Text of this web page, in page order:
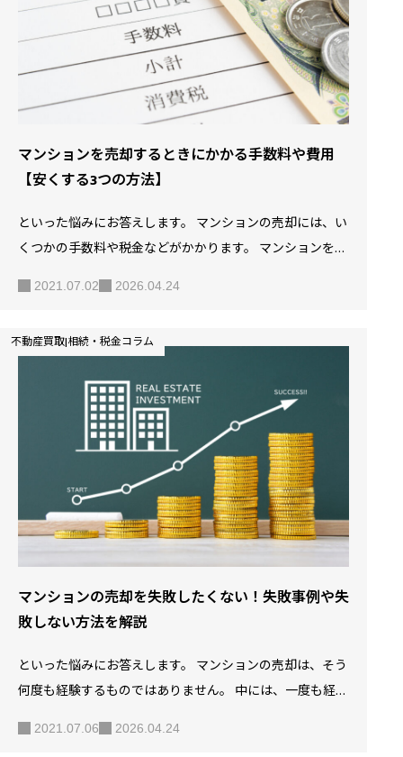
OLID HOUSEの中古マンション買取サービス完全ガイド｜査
定から入金まで徹底解説をご覧ください。 マンシ…
マンションを売却するときにかかる手数料や費用
【安くする3つの方法】
といった悩みにお答えします。 マンションの売却には、い
くつかの手数料や税金などがかかります。 マンションを売
ョン等不動産を売却する場合、不動産会社に仲介手数料を
のでしょうか？ この記事では、マンションの売却に必要な
手数料や税金などについて解説します。 【5分でわかる】
マンション売却の流れと費用 SOLID HOUSEでは、無料で査
定を行っております。詳しくはSOLID HOUSEの中古…
2021.07.02 2026.04.24
不動産買取|相続・税金コラム
マンションの売却を失敗したくない！失敗事例や失
敗しない方法を解説
といった悩みにお答えします。 マンションの売却は、そう
何度も経験するものではありません。 中には、一度も経験
2021.07.06 2026.04.24